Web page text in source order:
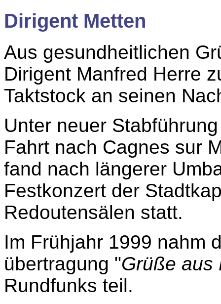
Dirigent Metten
Aus gesundheitlichen
Dirigent Manfred Herre
Taktstock an seinen
Unter neuer
Fahrt nach Cagnes sur
fand nach längerer
Festkonzert der
Redoutensälen statt.
Im Frühjahr 1999 nahm
übertragung "Grüße aus
Rundfunks teil.